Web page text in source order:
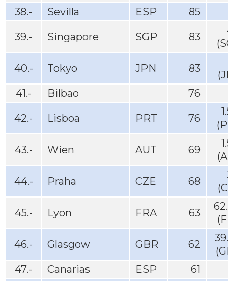
38.-
Sevilla ESP 85
39.- Singapore SGP 83
40.- Tokyo JPN 83
41.-
Bilbao 76
42.- Lisboa PRT 76
43.- Wien AUT 69
44.- Praha CZE 68
45.- Lyon FRA 63
46.- Glasgow GBR 62
47.-
Canarias ESP
61